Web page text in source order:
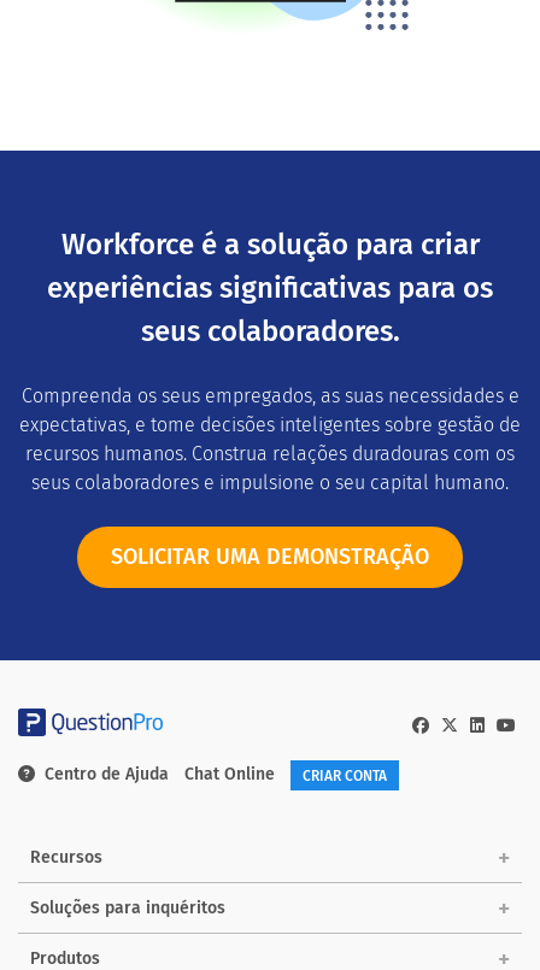
Workforce é a solução para criar
experiências significativas para os
seus colaboradores.
Compreenda os seus empregados, as suas necessidades e
expectativas, e tome decisões inteligentes sobre gestão de
recursos humanos. Construa relações duradouras com os
seus colaboradores e impulsione o seu capital humano.
SOLICITAR UMA DEMONSTRAÇÃO
Centro de Ajuda Chat Online CRIAR CONTA
Recursos
Soluções para inquéritos
Produtos